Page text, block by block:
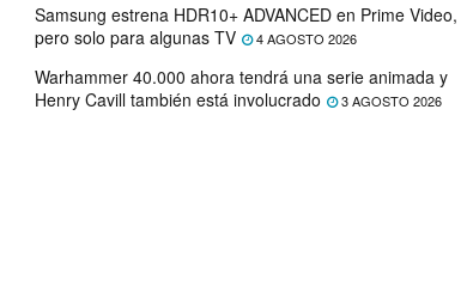
Samsung estrena HDR10+ ADVANCED en Prime Video,
pero solo para algunas TV
4 AGOSTO 2026
Warhammer 40.000 ahora tendrá una serie animada y
Henry Cavill también está involucrado
3 AGOSTO 2026